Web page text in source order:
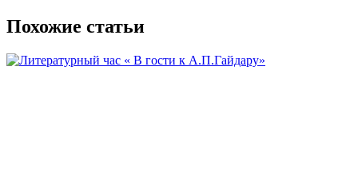
Похожие статьи